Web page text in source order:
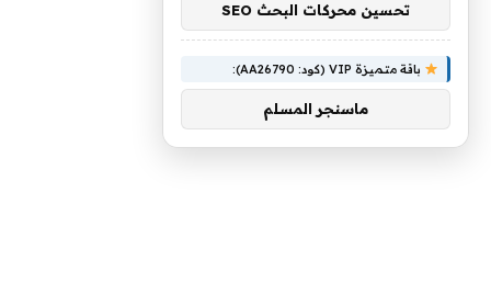
تحسين محركات البحث SEO
باقة متميزة VIP (كود: AA26790):
ماسنجر المسلم